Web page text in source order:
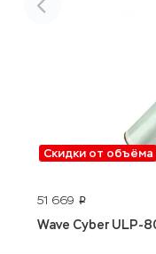
Скидки от объёма
51 669 p
Wave Cyber